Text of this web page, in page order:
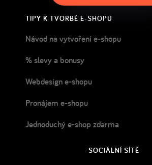
TIPY K TVORBĚ E-SHOPU
Návod na vytvoření e-shopu
% slevy a bonusy
Webdesign e-shopu
Pronájem e-shopu
Jednoduchý e-shop zdarma
SOCIÁLNÍ SÍTĚ